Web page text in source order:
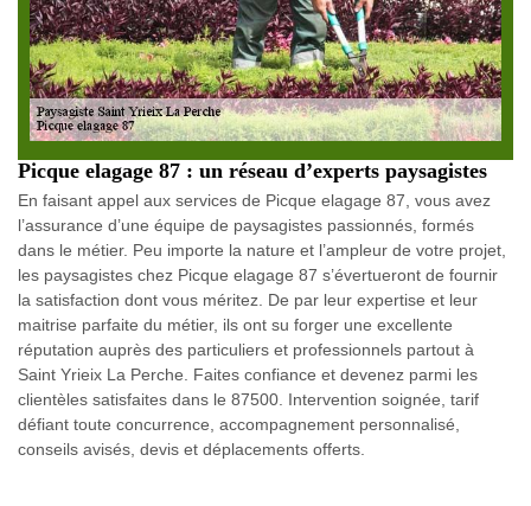
Picque elagage 87 : un réseau d’experts paysagistes
En faisant appel aux services de Picque elagage 87, vous avez
l’assurance d’une équipe de paysagistes passionnés, formés
dans le métier. Peu importe la nature et l’ampleur de votre projet,
les paysagistes chez Picque elagage 87 s’évertueront de fournir
la satisfaction dont vous méritez. De par leur expertise et leur
maitrise parfaite du métier, ils ont su forger une excellente
réputation auprès des particuliers et professionnels partout à
Saint Yrieix La Perche. Faites confiance et devenez parmi les
clientèles satisfaites dans le 87500. Intervention soignée, tarif
défiant toute concurrence, accompagnement personnalisé,
conseils avisés, devis et déplacements offerts.